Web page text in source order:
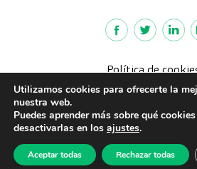
CreuBlanca ©
Política de
Aviso legal
Política de
Utilizamos cookies para ofrecerte la
nuestra web.
Puedes aprender más sobre qué
desactivarlas en los ajustes.
Aceptar todas Rechazar todas